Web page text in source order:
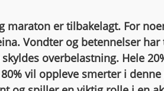
maraton er tilbakelagt. For
Vondter og betennelser har
overbelastning. Hele
vil oppleve smerter i